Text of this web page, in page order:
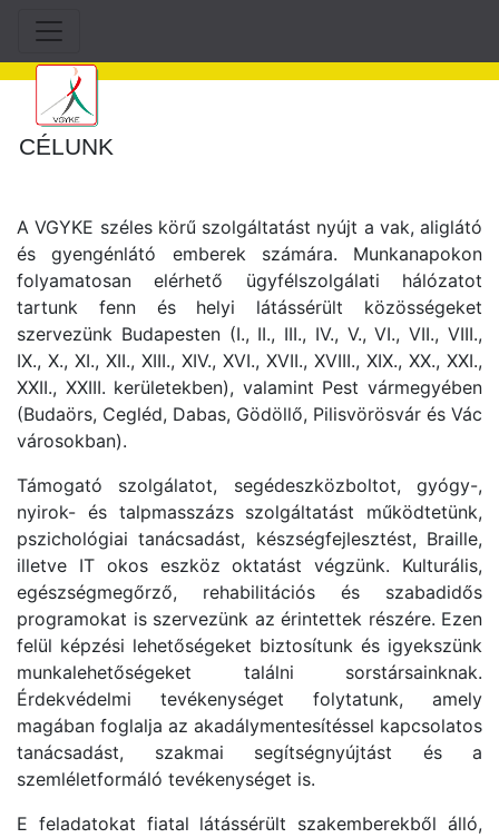
CÉLUNK
A VGYKE széles körű szolgáltatást nyújt a vak, aliglátó
és gyengénlátó emberek számára. Munkanapokon
folyamatosan elérhető ügyfélszolgálati hálózatot
tartunk fenn és helyi látássérült közösségeket
szervezünk Budapesten (I., II., III., IV., V., VI., VII., VIII.,
IX., X., XI., XII., XIII., XIV., XVI., XVII., XVIII., XIX., XX., XXI.,
XXII., XXIII. kerületekben), valamint Pest vármegyében
(Budaörs, Cegléd, Dabas, Gödöllő, Pilisvörösvár és Vác
városokban).
Támogató szolgálatot, segédeszközboltot, gyógy-,
nyirok- és talpmasszázs szolgáltatást működtetünk,
pszichológiai tanácsadást, készségfejlesztést, Braille,
illetve IT okos eszköz oktatást végzünk. Kulturális,
egészségmegőrző, rehabilitációs és szabadidős
programokat is szervezünk az érintettek részére. Ezen
felül képzési lehetőségeket biztosítunk és igyekszünk
munkalehetőségeket találni sorstársainknak.
Érdekvédelmi tevékenységet folytatunk, amely
magában foglalja az akadálymentesítéssel kapcsolatos
tanácsadást, szakmai segítségnyújtást és a
szemléletformáló tevékenységet is.
E feladatokat fiatal látássérült szakemberekből álló,